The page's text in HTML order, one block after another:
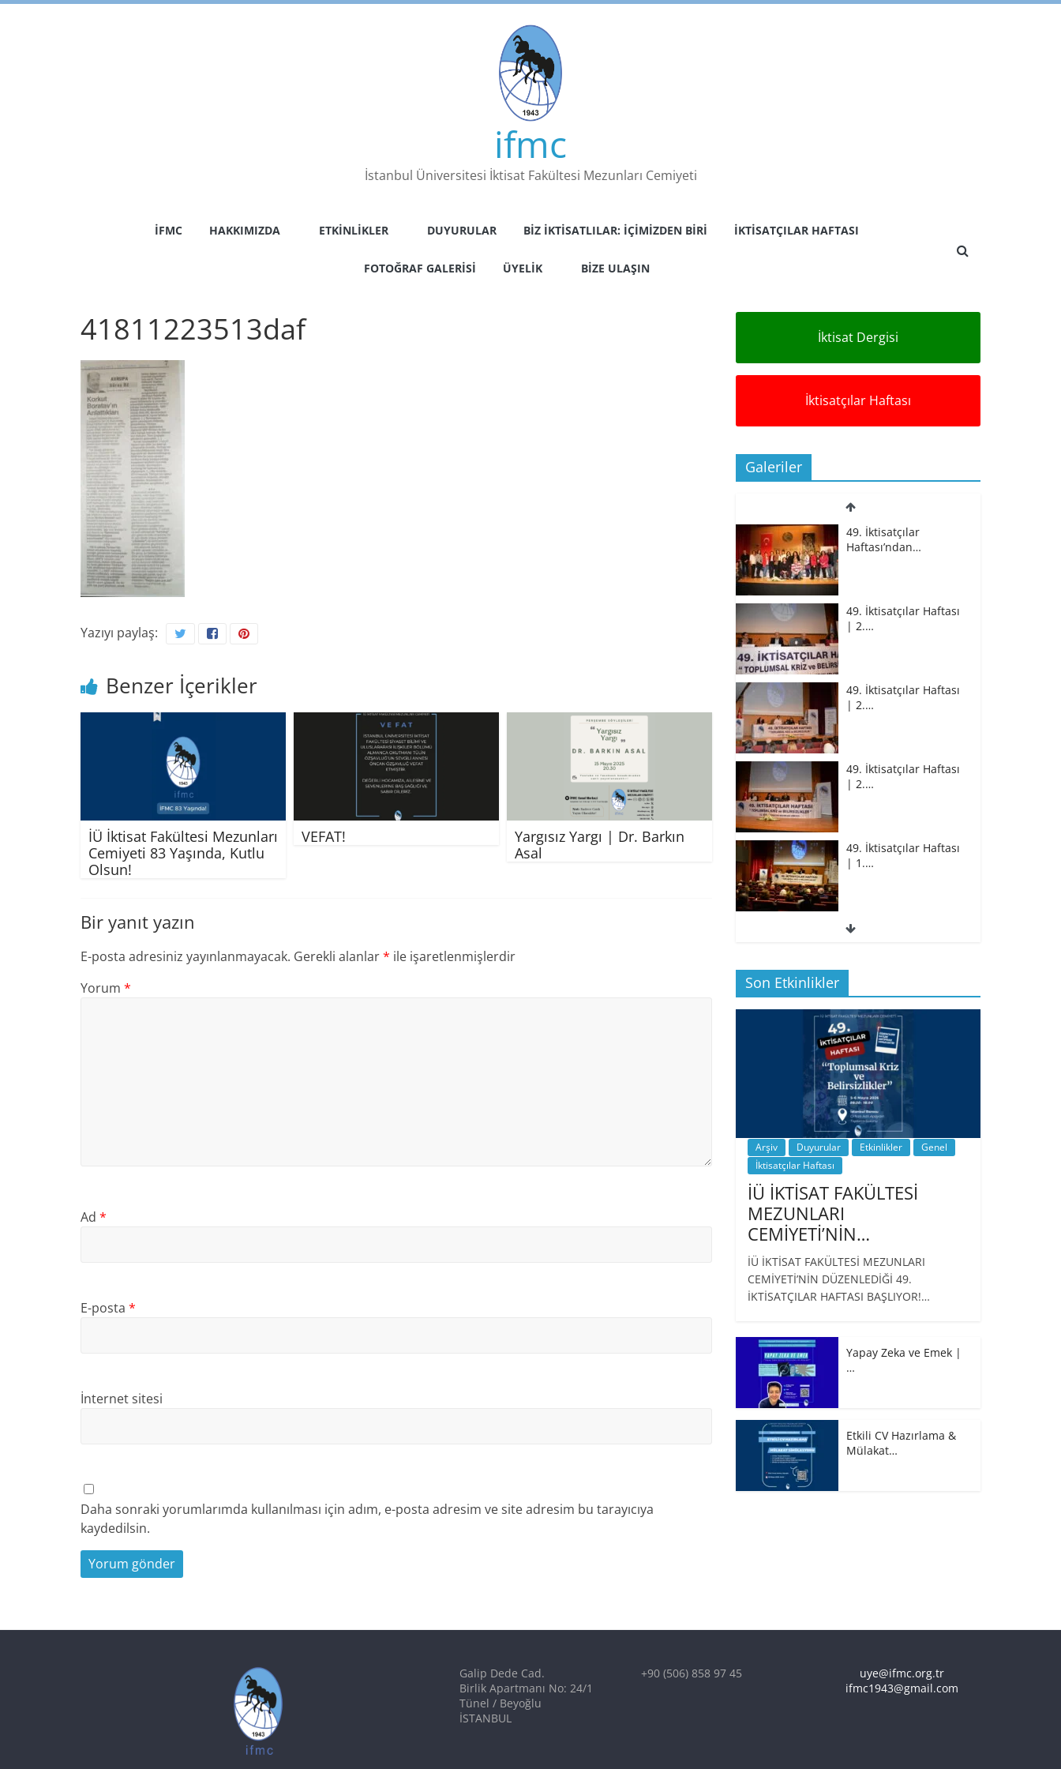
Skip
ifmc
İstanbul Üniversitesi İktisat Fakültesi Mezunları Cemiyeti
İFMC HAKKIMIZDA ETKINLIKLER DUYURULAR BIZ İKTISATLILAR: İÇIMIZDEN BIRI İKTISATÇILAR HAFTASI
FOTOĞRAF GALERISI ÜYELIK BIZE ULAŞIN
41811223513daf
Yazıyı paylaş:
Benzer İçerikler
İÜ İktisat Fakültesi Mezunları
Cemiyeti 83 Yaşında, Kutlu
Olsun!
VEFAT!
Yargısız Yargı | Dr. Barkın
Asal
Bir yanıt yazın
E-posta adresiniz yayınlanmayacak. Gerekli alanlar* ile işaretlenmişlerdir
Yorum *
Ad *
E-posta *
İnternet sitesi
Daha sonraki yorumlarımda kullanılması için adım, e-posta adresim ve site adresim bu tarayıcıya
kaydedilsin.
İktisat Dergisi
İktisatçılar Haftası
Galeriler
49. İktisatçılar
Haftası’ndan…
49. İktisatçılar Haftası
| 2.…
49. İktisatçılar Haftası
| 2.…
49. İktisatçılar Haftası
| 2.…
49. İktisatçılar Haftası
| 1.…
49. İktisatçılar Haftası
BİZ İKTİSATLILAR:
İÇİMİZDEN BİRİ PROF.…
Son Etkinlikler
Arşiv Duyurular Etkinlikler
Genel
İktisatçılar Haftası
İÜ İKTİSAT FAKÜLTESİ
MEZUNLARI
CEMİYETİ’NİN…
İÜ İKTİSAT FAKÜLTESİ MEZUNLARI
CEMİYETİ’NİN DÜZENLEDİĞİ 49.
İKTİSATÇILAR HAFTASI BAŞLIYOR!…
Yapay Zeka ve Emek |
…
Etkili CV Hazırlama &
Mülakat…
Galip Dede Cad.
Birlik Apartmanı No: 24/1
Tünel / Beyoğlu
İSTANBUL
+90 (506) 858 97 45
uye@ifmc.org.tr
ifmc1943@gmail.com